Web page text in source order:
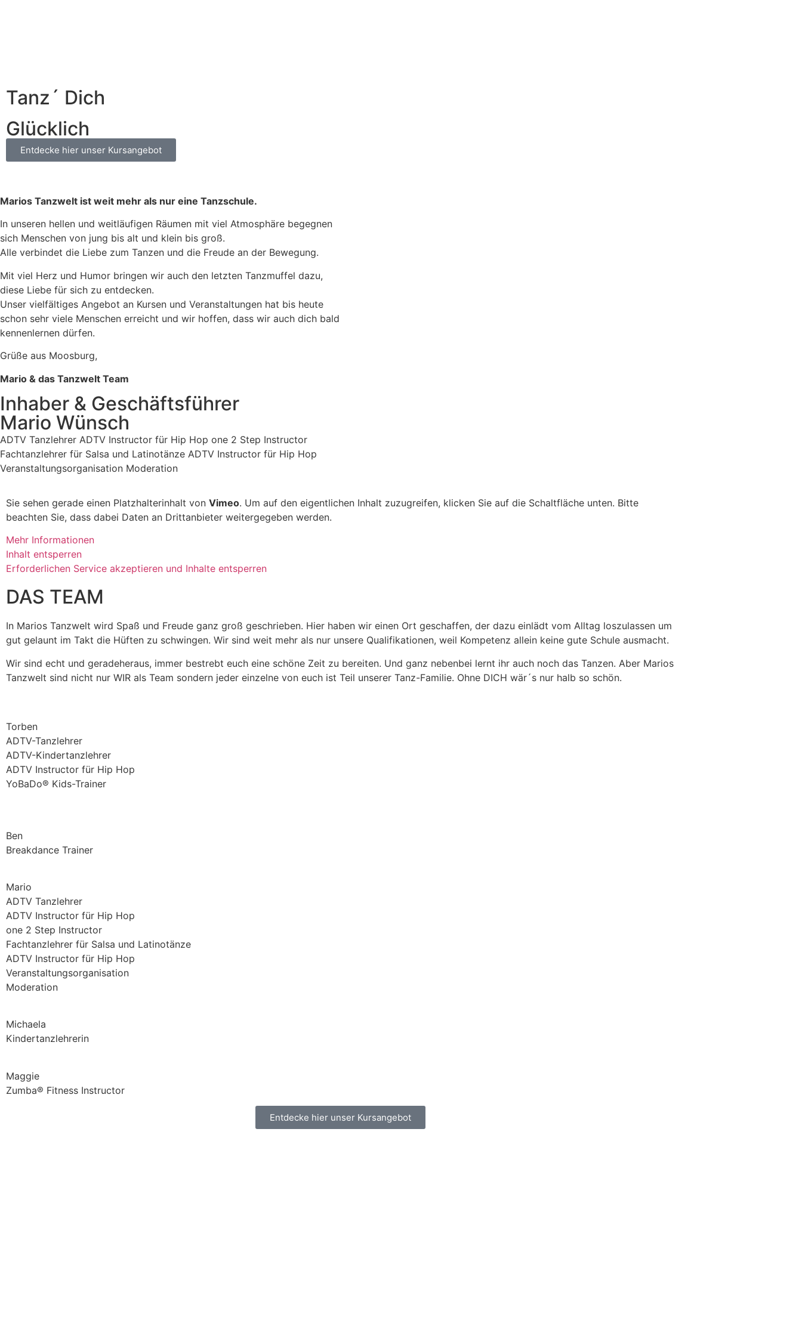
Tanz´ Dich
Glücklich
Entdecke hier unser Kursangebot
Marios Tanzwelt ist weit mehr als nur eine Tanzschule.
In unseren hellen und weitläufigen Räumen mit viel Atmosphäre begegnen
sich Menschen von jung bis alt und klein bis groß.
Alle verbindet die Liebe zum Tanzen und die Freude an der Bewegung.
Mit viel Herz und Humor bringen wir auch den letzten Tanzmuffel dazu,
diese Liebe für sich zu entdecken.
Unser vielfältiges Angebot an Kursen und Veranstaltungen hat bis heute
schon sehr viele Menschen erreicht und wir hoffen, dass wir auch dich bald
kennenlernen dürfen.
Grüße aus Moosburg,
Mario & das Tanzwelt Team
Inhaber & Geschäftsführer
Mario Wünsch
ADTV Tanzlehrer ADTV Instructor für Hip Hop one 2 Step Instructor
Fachtanzlehrer für Salsa und Latinotänze ADTV Instructor für Hip Hop
Veranstaltungsorganisation Moderation
Sie sehen gerade einen Platzhalterinhalt von Vimeo. Um auf den eigentlichen Inhalt zuzugreifen, klicken Sie auf die Schaltfläche unten. Bitte
beachten Sie, dass dabei Daten an Drittanbieter weitergegeben werden.
Mehr Informationen
Inhalt entsperren
Erforderlichen Service akzeptieren und Inhalte entsperren
DAS TEAM
In Marios Tanzwelt wird Spaß und Freude ganz groß geschrieben. Hier haben wir einen Ort geschaffen, der dazu einlädt vom Alltag loszulassen um
gut gelaunt im Takt die Hüften zu schwingen. Wir sind weit mehr als nur unsere Qualifikationen, weil Kompetenz allein keine gute Schule ausmacht.
Wir sind echt und geradeheraus, immer bestrebt euch eine schöne Zeit zu bereiten. Und ganz nebenbei lernt ihr auch noch das Tanzen. Aber Marios
Tanzwelt sind nicht nur WIR als Team sondern jeder einzelne von euch ist Teil unserer Tanz-Familie. Ohne DICH wär´s nur halb so schön.
Torben
ADTV-Tanzlehrer
ADTV-Kindertanzlehrer
ADTV Instructor für Hip Hop
YoBaDo® Kids-Trainer
Ben
Breakdance Trainer
Mario
ADTV Tanzlehrer
ADTV Instructor für Hip Hop
one 2 Step Instructor
Fachtanzlehrer für Salsa und Latinotänze
ADTV Instructor für Hip Hop
Veranstaltungsorganisation
Moderation
Michaela
Kindertanzlehrerin
Maggie
Zumba® Fitness Instructor
Entdecke hier unser Kursangebot